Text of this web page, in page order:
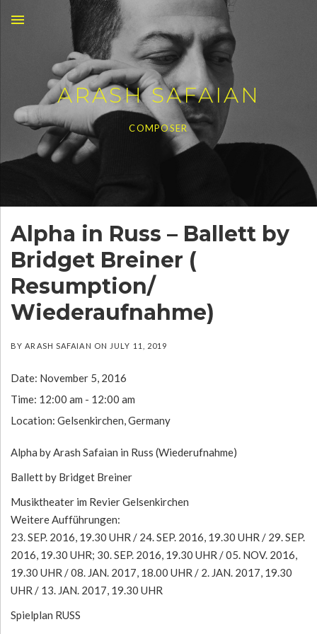
ARASH SAFAIAN
COMPOSER
Alpha in Russ – Ballett by
Bridget Breiner (
Resumption/
Wiederaufnahme)
BY ARASH SAFAIAN ON JULY 11, 2019
Date: November 5, 2016
Time: 12:00 am - 12:00 am
Location: Gelsenkirchen, Germany
Alpha by Arash Safaian in Russ (Wiederufnahme)
Ballett by Bridget Breiner
Musiktheater im Revier Gelsenkirchen
Weitere Aufführungen:
23. SEP. 2016, 19.30 UHR / 24. SEP. 2016, 19.30 UHR / 29. SEP.
2016, 19.30 UHR; 30. SEP. 2016, 19.30 UHR / 05. NOV. 2016,
19.30 UHR / 08. JAN. 2017, 18.00 UHR / 2. JAN. 2017, 19.30
UHR / 13. JAN. 2017, 19.30 UHR
Spielplan RUSS